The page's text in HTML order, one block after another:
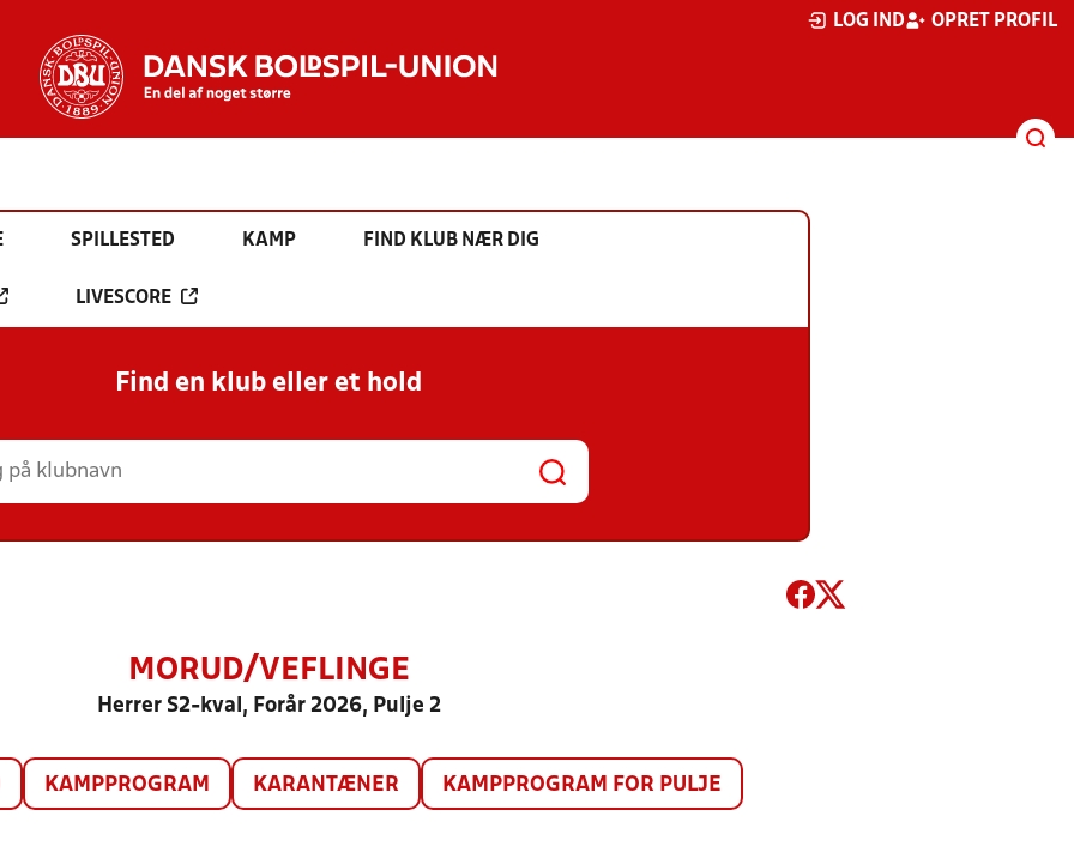
LOG IND OPRET PROFIL
SPILLESTED KAMP FIND KLUB NÆR DIG
LIVESCORE
Find en klub eller et hold
MORUD/VEFLINGE
Herrer S2-kval, Forår 2026, Pulje 2
KAMPPROGRAM KARANTÆNER KAMPPROGRAM FOR PULJE